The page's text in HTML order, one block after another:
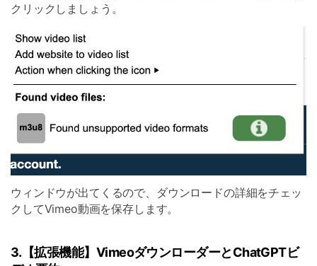
クリックしましょう。
ウィンドウが出てくるので、ダウンロードの詳細をチェッ
クしてVimeo動画を保存します。
3.【拡張機能】VimeoダウンローダーとChatGPTビ